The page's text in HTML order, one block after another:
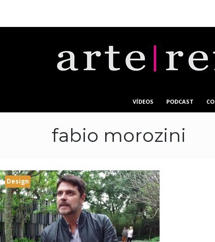
VÍDEOS PODCAST
fabio morozini
Design